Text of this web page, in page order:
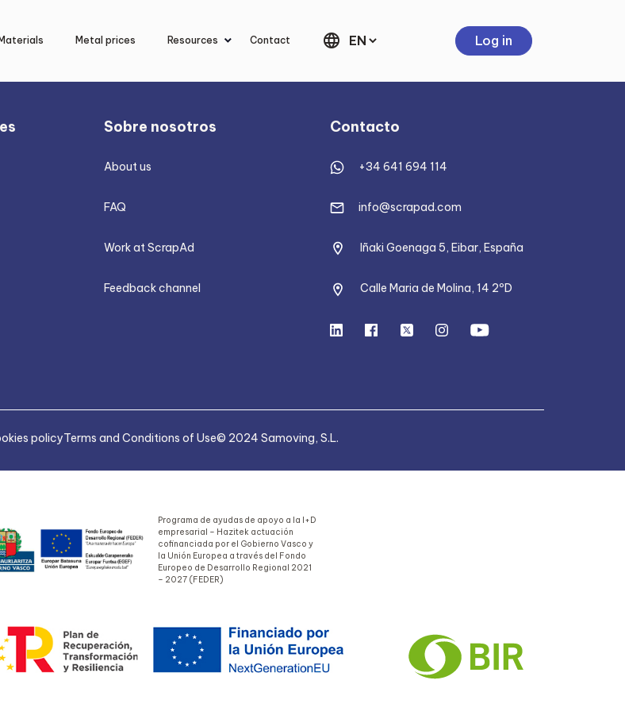
Materials Metal prices Resources Contact language Log in
Sobre nosotros
About us
FAQ
Work at ScrapAd
Feedback channel
Contacto
+34 641 694 114
info@scrapad.com
Iñaki Goenaga 5, Eibar, España
Calle Maria de Molina, 14 2ºD
policyTerms and Conditions of Use© 2024 Samoving, S.L.
Programa de ayudas de apoyo a la I+D
empresarial – Hazitek actuación
cofinanciada por el Gobierno Vasco y
la Unión Europea a través del Fondo
Europeo de Desarrollo Regional 2021
– 2027 (FEDER)